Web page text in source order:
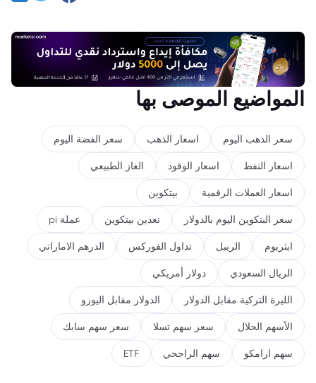
المواضيع الموصى بها
سعر الذهب اليوم اسعار الذهب سعر الفضة اليوم
اسعار النفط اسعار الوقود الغاز الطبيعي
اسعار العملات الرقمية بيتكوين
سعر البتكوين اليوم بالدولار تعدين بيتكوين عملة pi
ايثريوم الريبل تداول الفوركس الدرهم الاماراتي
الريال السعودي دولار أمريكي
الليرة التركية مقابل الدولار الدولار مقابل اليورو
الأسهم الحلال سعر سهم تسلا سعر سهم سابك
سهم ارامكو سهم الراجحي ETF